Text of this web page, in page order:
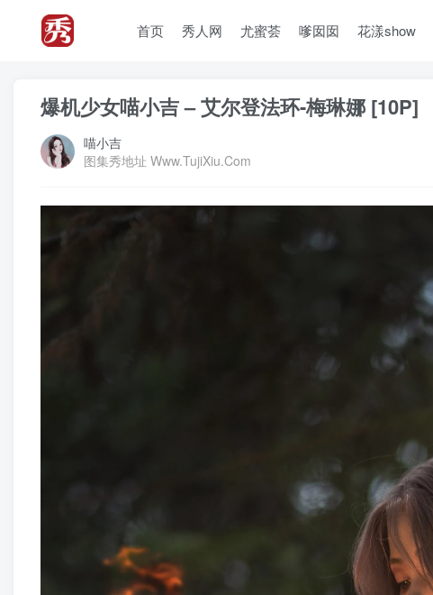
首页 秀人网 尤蜜荟 嗲囡囡 花漾show
爆机少女喵小吉 – 艾尔登法环-梅琳娜 [10P]
喵小吉
图集秀地址 Www.TujiXiu.Com